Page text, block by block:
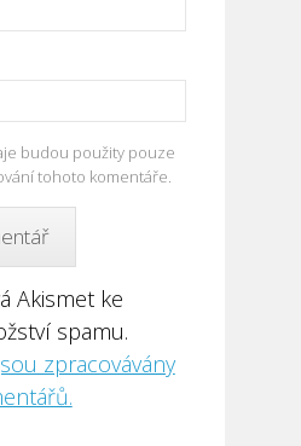
budou použity pouze
tohoto komentáře.
Akismet ke
spamu.
zpracovávány